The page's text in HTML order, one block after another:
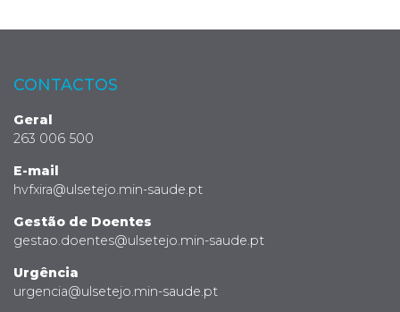
CONTACTOS
Geral
263 006 500
E-mail
hvfxira@ulsetejo.min-saude.pt
Gestão de Doentes
gestao.doentes@ulsetejo.min-saude.pt
Urgência
urgencia@ulsetejo.min-saude.pt